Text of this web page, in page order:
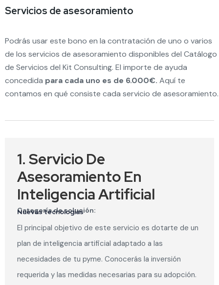
Servicios de asesoramiento
Podrás usar este bono en la contratación de uno o varios
de los servicios de asesoramiento disponibles del Catálogo
de Servicios del Kit Consulting. El importe de ayuda
concedida para cada uno es de 6.000€. Aquí te
contamos en qué consiste cada servicio de asesoramiento.
1. Servicio De
Asesoramiento En
Inteligencia Artificial
Categoría de solución:
Nuevas tecnologías
El principal objetivo de este servicio es dotarte de un
plan de inteligencia artificial adaptado a las
necesidades de tu pyme. Conocerás la inversión
requerida y las medidas necesarias para su adopción.